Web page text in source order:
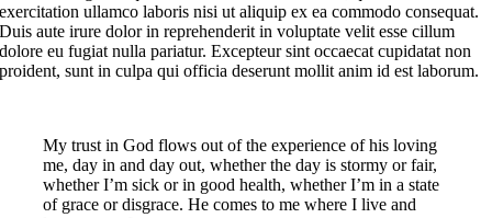
exercitation ullamco laboris nisi ut aliquip ex ea commodo consequat.
Duis aute irure dolor in reprehenderit in voluptate velit esse cillum
dolore eu fugiat nulla pariatur. Excepteur sint occaecat cupidatat non
proident, sunt in culpa qui officia deserunt mollit anim id est laborum.
My trust in God flows out of the experience of his loving
me, day in and day out, whether the day is stormy or fair,
whether I’m sick or in good health, whether I’m in a state
of grace or disgrace. He comes to me where I live and